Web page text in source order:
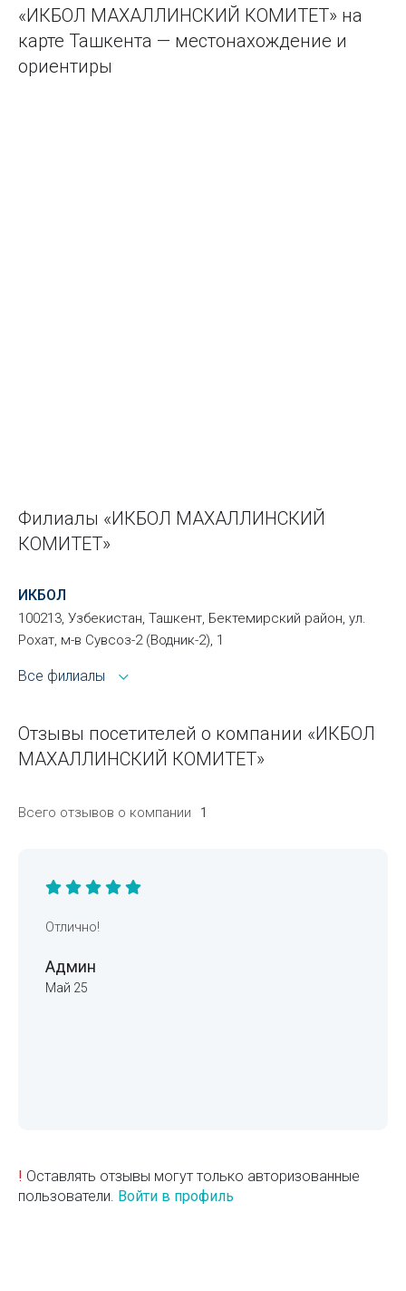
«ИКБОЛ МАХАЛЛИНСКИЙ КОМИТЕТ» на
карте Ташкента — местонахождение и
ориентиры
Филиалы «ИКБОЛ МАХАЛЛИНСКИЙ
КОМИТЕТ»
ИКБОЛ
100213, Узбекистан, Ташкент, Бектемирский район, ул.
Рохат, м-в Сувсоз-2 (Водник-2), 1
Все филиалы
Отзывы посетителей о компании «ИКБОЛ
МАХАЛЛИНСКИЙ КОМИТЕТ»
Всего отзывов о компании 1
Отлично!
Админ
Май 25
! Оставлять отзывы могут только авторизованные
пользователи. Войти в профиль